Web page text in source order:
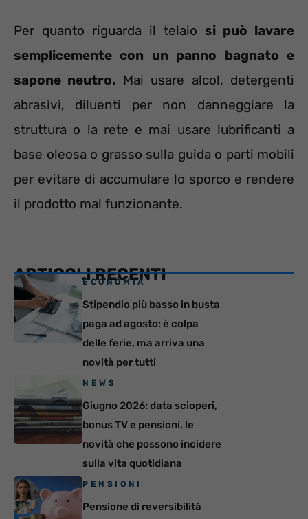
Per quanto riguarda il telaio si può lavare
semplicemente con un panno bagnato e
sapone neutro. Mai usare alcol, detergenti
abrasivi, diluenti per non danneggiare la
struttura o la rete e mai usare lubrificanti a
base oleosa o grasso sulla guida o parti mobili
per evitare di accumulare lo sporco e rendere
il prodotto mal funzionante.
ARTICOLI RECENTI
ECONOMIA
Stipendio più basso in busta
paga ad agosto: è colpa
delle ferie, ma arriva una
novità per tutti
NEWS
Giugno 2026: data scioperi,
bonus TV e pensioni, le
novità che possono incidere
sulla vita quotidiana
PENSIONI
Pensione di reversibilità